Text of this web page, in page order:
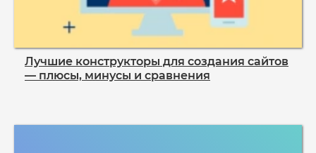
Лучшие конструкторы для создания сайтов
— плюсы, минусы и сравнения